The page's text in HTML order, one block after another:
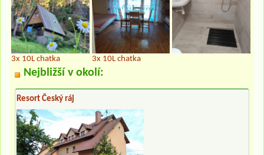
3x 10L chatka 3x 10L chatka
Nejbližší v okolí:
Resort Český ráj